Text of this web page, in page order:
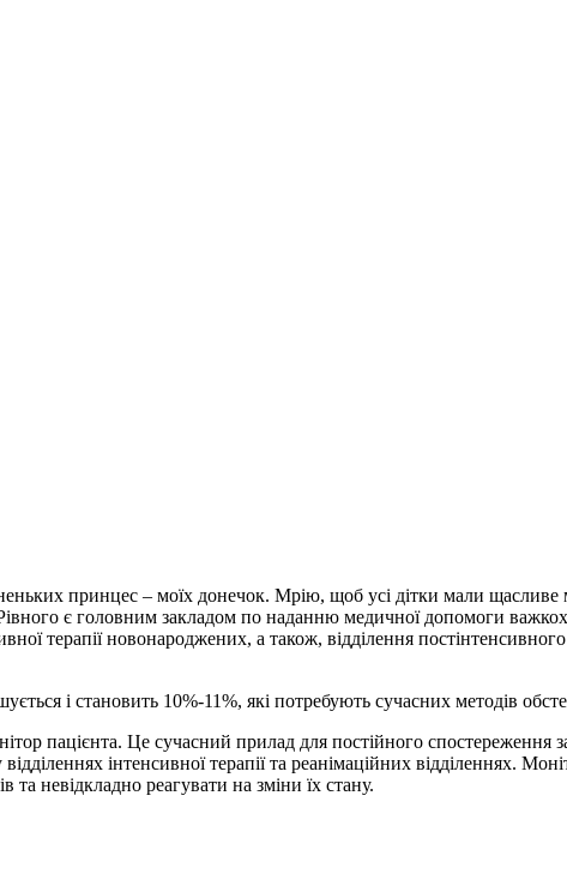
принцес – моїх донечок. Мрію, щоб усі дітки мали щасливе
є головним закладом по наданню медичної допомоги
терапії новонароджених, а також, відділення
і становить 10%-11%, які потребують сучасних методів
пацієнта. Це сучасний прилад для постійного спостереження
інтенсивної терапії та реанімаційних відділеннях.
невідкладно реагувати на зміни їх стану.